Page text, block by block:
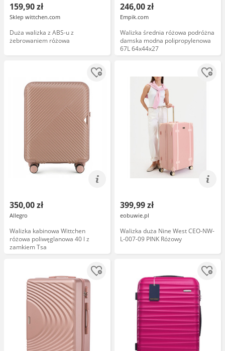
159,90 zł
Sklep wittchen.com
Duża walizka z ABS-u z
żebrowaniem różowa
246,00 zł
Empik.com
Walizka średnia różowa podróżna
damska modna polipropylenowa
67L 64x44x27
350,00 zł
Allegro
Walizka kabinowa Wittchen
różowa poliwęglanowa 40 l z
zamkiem Tsa
399,99 zł
eobuwie.pl
Walizka duża Nine West CEO-NW-
L-007-09 PINK Różowy